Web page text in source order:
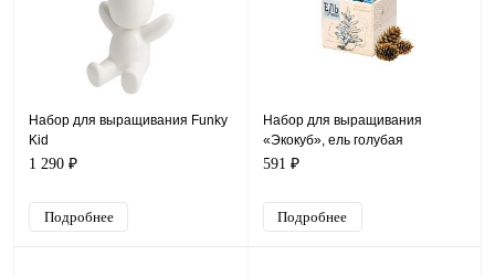
Набор для выращивания Funky
Kid
1 290 ₽
Подробнее
Набор для выращивания
«Экокуб», ель голубая
591 ₽
Подробнее